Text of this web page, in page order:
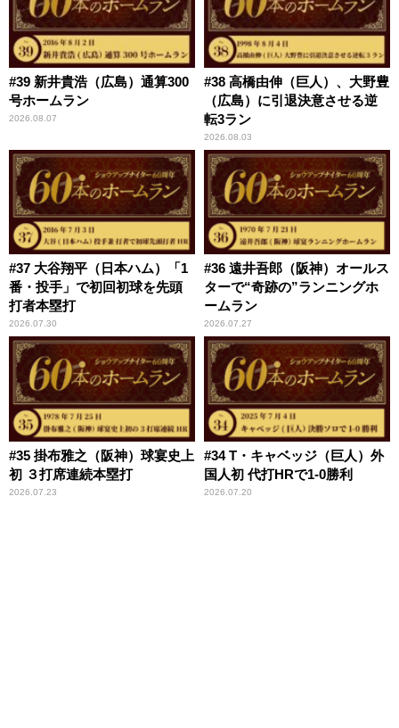
#39 新井貴浩（広島）通算300
号ホームラン
2026.08.07
#38 高橋由伸（巨人）、大野豊
（広島）に引退決意させる逆
転3ラン
2026.08.03
#37 大谷翔平（日本ハム）「1
番・投手」で初回初球を先頭
打者本塁打
2026.07.30
#36 遠井吾郎（阪神）オールス
ターで“奇跡の”ランニングホ
ームラン
2026.07.27
#35 掛布雅之（阪神）球宴史上
初 ３打席連続本塁打
2026.07.23
#34 T・キャベッジ（巨人）外
国人初 代打HRで1-0勝利
2026.07.20